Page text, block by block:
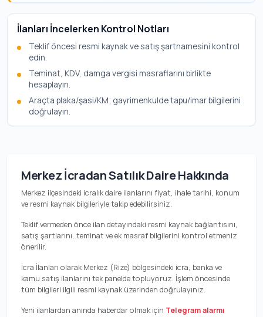
İlanları İncelerken Kontrol Notları
Teklif öncesi resmi kaynak ve satış şartnamesini kontrol
edin.
Teminat, KDV, damga vergisi masraflarını birlikte
hesaplayın.
Araçta plaka/şasi/KM; gayrimenkulde tapu/imar bilgilerini
doğrulayın.
Merkez İcradan Satılık Daire Hakkında
Merkez ilçesindeki icralık daire ilanlarını fiyat, ihale tarihi, konum
ve resmi kaynak bilgileriyle takip edebilirsiniz.
Teklif vermeden önce ilan detayındaki resmi kaynak bağlantısını,
satış şartlarını, teminat ve ek masraf bilgilerini kontrol etmeniz
önerilir.
İcra İlanları olarak Merkez (Rize) bölgesindeki icra, banka ve
kamu satış ilanlarını tek panelde topluyoruz. İşlem öncesinde
tüm bilgileri ilgili resmi kaynak üzerinden doğrulayınız.
Yeni ilanlardan anında haberdar olmak için Telegram alarmı